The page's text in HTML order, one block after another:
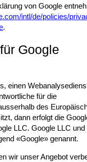
von Google
intl/de/policies/
.
Google
einen
für die
des
dann erfolgt die
LLC. Google LLC und
«Google» genannt.
wir unser Angebot